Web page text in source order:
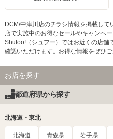
DCM/中津川店のチラシ情報を掲載して
店で実施中のお得なセールやキャンペ
Shufoo!（シュフー）ではお近くの店舗
確認いただけます。お得な情報をぜひご
お店を探す
都道府県から探す
北海道・東北
北海道 青森県 岩手県